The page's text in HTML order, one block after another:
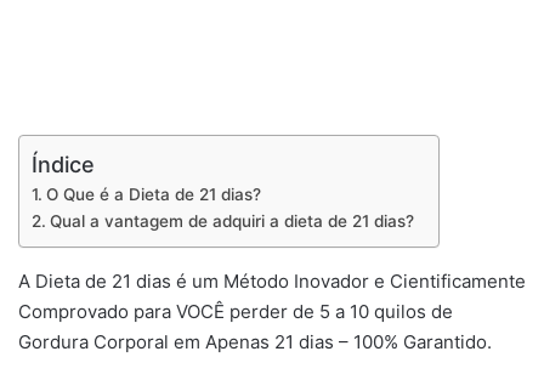
Índice
O Que é a Dieta de 21 dias?
Qual a vantagem de adquiri a dieta de 21 dias?
A Dieta de 21 dias é um Método Inovador e Cientificamente
Comprovado para VOCÊ perder de 5 a 10 quilos de
Gordura Corporal em Apenas 21 dias – 100% Garantido.